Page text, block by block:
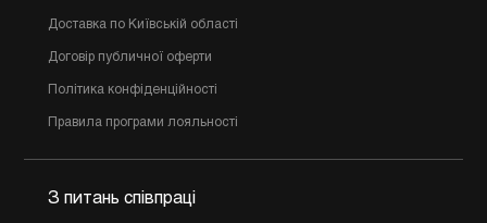
Доставка по Київській області
Договір публичної оферти
Політика конфіденційності
Правила програми лояльності
З питань співпраці